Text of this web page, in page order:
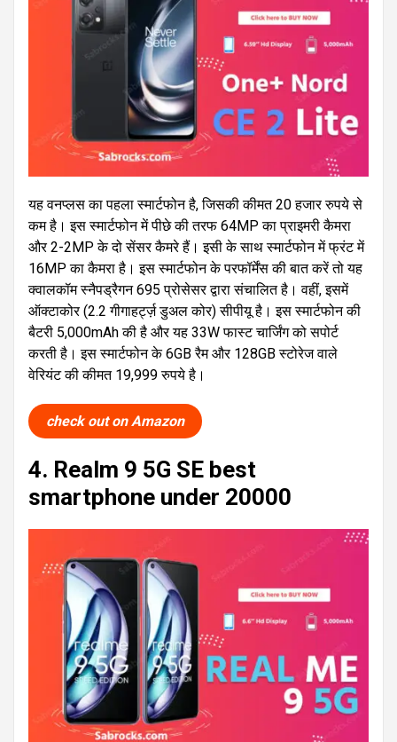
यह वनप्लस का पहला स्मार्टफोन है, जिसकी कीमत 20 हजार रुपये से
कम है। इस स्मार्टफोन में पीछे की तरफ 64MP का प्राइमरी कैमरा
और 2-2MP के दो सेंसर कैमरे हैं। इसी के साथ स्मार्टफोन में फ्रंट में
16MP का कैमरा है। इस स्मार्टफोन के परफॉर्मेंस की बात करें तो यह
क्वालकॉम स्नैपड्रैगन 695 प्रोसेसर द्वारा संचालित है। वहीं, इसमें
ऑक्टाकोर (2.2 गीगाहर्ट्ज़ डुअल कोर) सीपीयू है। इस स्मार्टफोन की
बैटरी 5,000mAh की है और यह 33W फास्ट चार्जिंग को सपोर्ट
करती है। इस स्मार्टफोन के 6GB रैम और 128GB स्टोरेज वाले
वेरियंट की कीमत 19,999 रुपये है।
check out on Amazon
4. Realm 9 5G SE best
smartphone under 20000